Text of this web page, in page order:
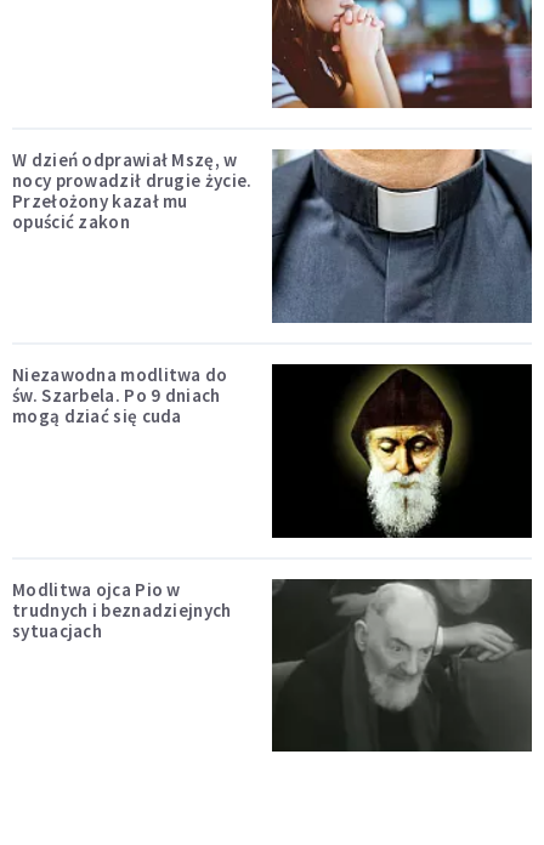
W dzień odprawiał Mszę, w
nocy prowadził drugie życie.
Przełożony kazał mu
opuścić zakon
Niezawodna modlitwa do
św. Szarbela. Po 9 dniach
mogą dziać się cuda
Modlitwa ojca Pio w
trudnych i beznadziejnych
sytuacjach